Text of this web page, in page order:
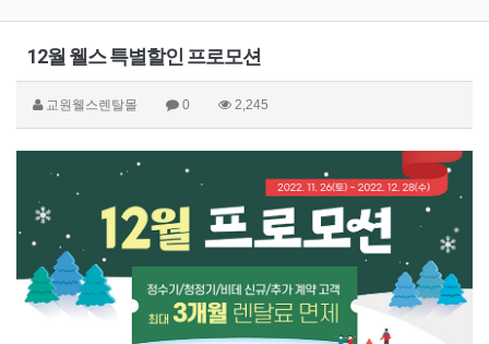
12월 웰스 특별할인 프로모션
교원웰스렌탈몰 0 2,245